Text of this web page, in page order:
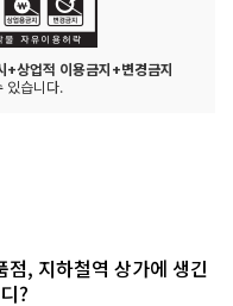
+상업적 이용금지+변경금지
있습니다.
점, 지하철역 상가에 생긴
?